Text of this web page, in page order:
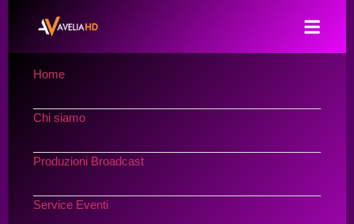
Home
Chi siamo
Produzioni Broadcast
Service Eventi